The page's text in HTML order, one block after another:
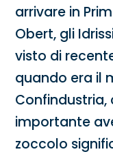
arrivare in
Obert, gli
visto di
quando era il
Confindustria,
importante
zoccolo